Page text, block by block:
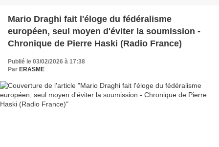
Mario Draghi fait l'éloge du fédéralisme
européen, seul moyen d'éviter la soumission -
Chronique de Pierre Haski (Radio France)
Publié le 03/02/2026 à 17:38
Par ERASME